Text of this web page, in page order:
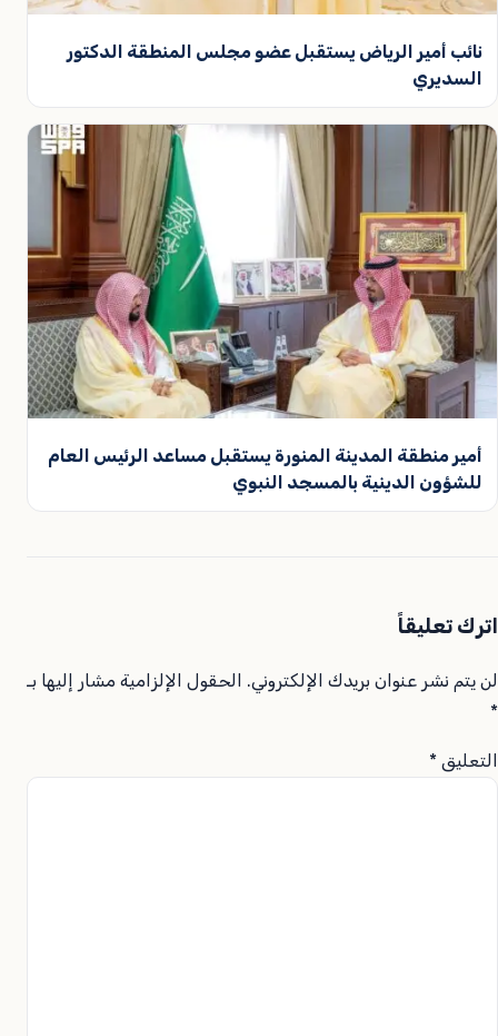
نائب أمير الرياض يستقبل عضو مجلس المنطقة الدكتور
السديري
أمير منطقة المدينة المنورة يستقبل مساعد الرئيس العام
للشؤون الدينية بالمسجد النبوي
اترك تعليقاً
لن يتم نشر عنوان بريدك الإلكتروني.
الحقول الإلزامية مشار إليها بـ
*
التعليق *